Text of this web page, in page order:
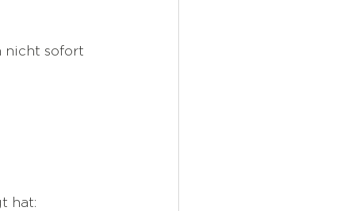
nicht sofort
hat: